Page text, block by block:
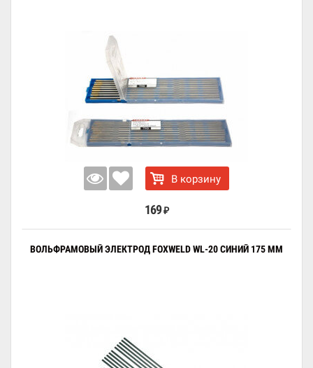
В корзину
169 ₽
ВОЛЬФРАМОВЫЙ ЭЛЕКТРОД FOXWELD WL-20 СИНИЙ 175 ММ